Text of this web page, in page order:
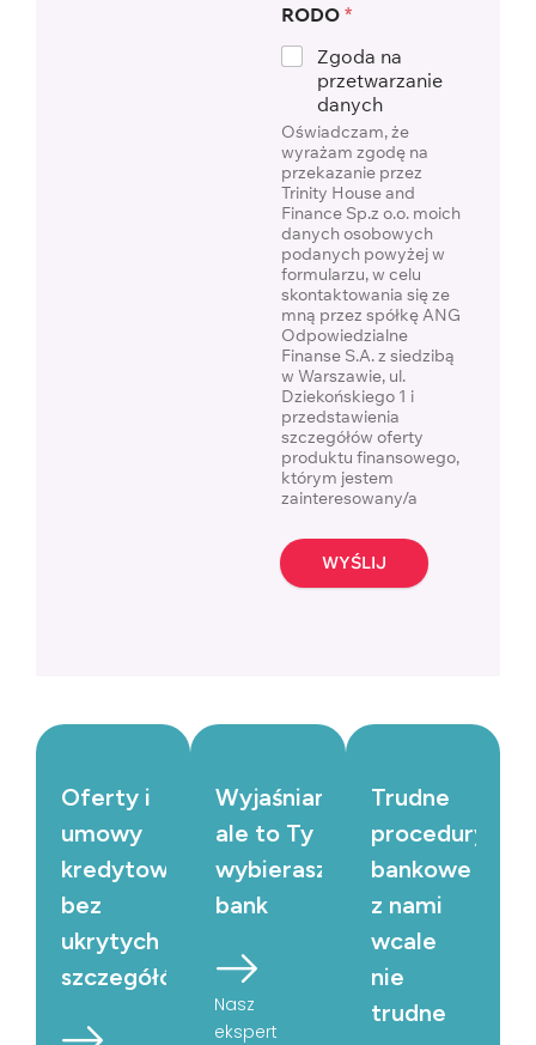
RODO *
Zgoda na
przetwarzanie
danych
Oświadczam, że
wyrażam zgodę na
przekazanie przez
Trinity House and
Finance Sp.z o.o. moich
danych osobowych
podanych powyżej w
formularzu, w celu
skontaktowania się ze
mną przez spółkę ANG
Odpowiedzialne
Finanse S.A. z siedzibą
w Warszawie, ul.
Dziekońskiego 1 i
przedstawienia
szczegółów oferty
produktu finansowego,
którym jestem
zainteresowany/a
WYŚLIJ
Oferty i
umowy
kredytowe
bez
ukrytych
szczegółów
Wyjaśniamy,
ale to Ty
wybierasz
bank
Nasz
ekspert
Trudne
procedury
bankowe
z nami
wcale
nie
trudne